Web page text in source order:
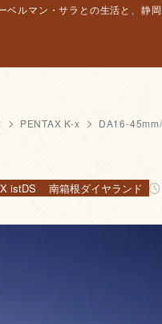
ベルマン・サラとの生活と、静
PENTAX K-x DA16-
istDS 南箱根ダイヤランド